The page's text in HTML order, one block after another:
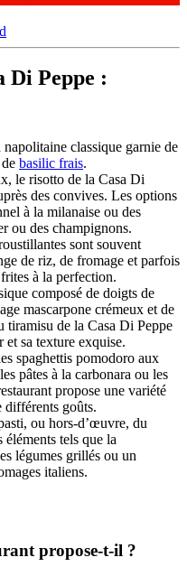
Di Peppe :
classique garnie de
basilic frais.
le risotto de la Casa Di
des convives. Les options
à la milanaise ou des
ou des champignons.
sont souvent
de riz, de fromage et parfois
à la perfection.
composé de doigts de
mascarpone crémeux et de
tiramisu de la Casa Di Peppe
et sa texture exquise.
spaghettis pomodoro aux
pâtes à la carbonara ou les
propose une variété
différents goûts.
ou hors-d’œuvre, du
éléments tels que la
légumes grillés ou un
italiens.
propose-t-il ?